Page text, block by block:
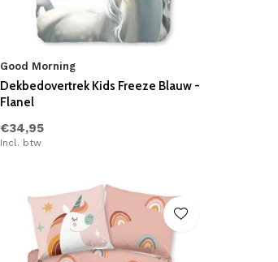
Good Morning
Dekbedovertrek Kids Freeze Blauw -
Flanel
€34,95
Incl. btw